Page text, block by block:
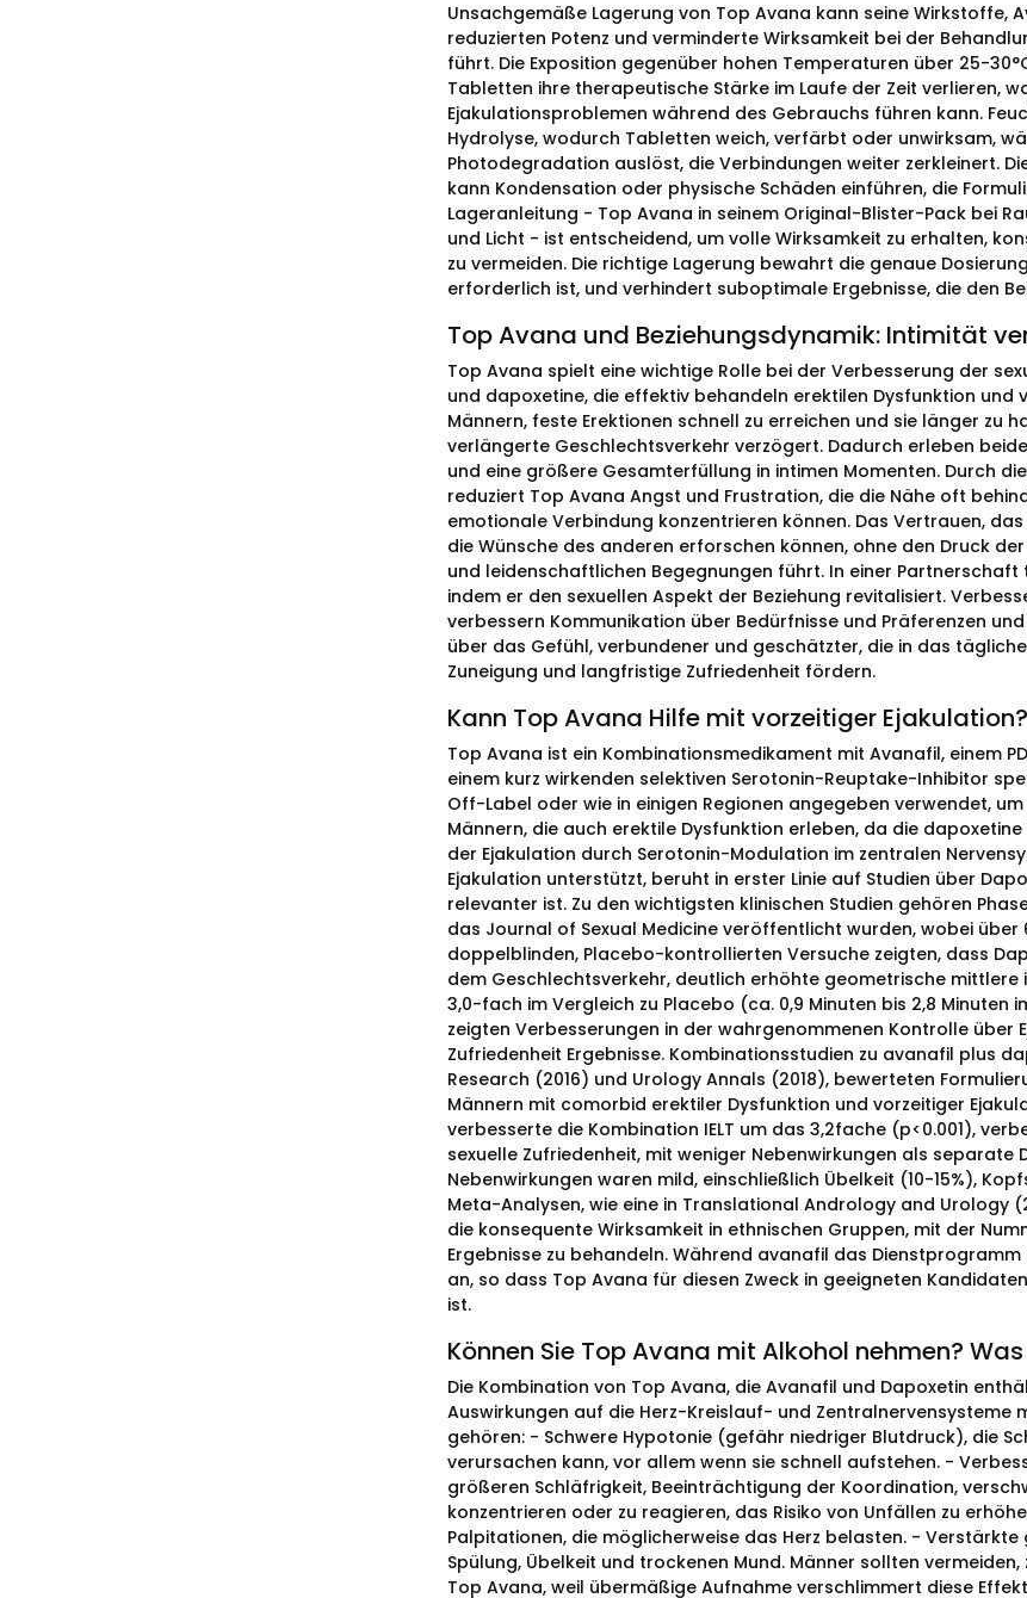
Unsachgemäße Lagerung von Top Avana kann seine Wirkstoffe,
reduzierten Potenz und verminderte Wirksamkeit bei der
führt. Die Exposition gegenüber hohen Temperaturen über 25-
Tabletten ihre therapeutische Stärke im Laufe der Zeit verlieren,
Ejakulationsproblemen während des Gebrauchs führen kann.
Hydrolyse, wodurch Tabletten weich, verfärbt oder unwirksam,
Photodegradation auslöst, die Verbindungen weiter zerkleinert.
kann Kondensation oder physische Schäden einführen, die
Lageranleitung - Top Avana in seinem Original-Blister-Pack bei
und Licht - ist entscheidend, um volle Wirksamkeit zu erhalten,
zu vermeiden. Die richtige Lagerung bewahrt die genaue
erforderlich ist, und verhindert suboptimale Ergebnisse, die den
Top Avana und Beziehungsdynamik: Intimität
Top Avana spielt eine wichtige Rolle bei der Verbesserung der
und dapoxetine, die effektiv behandeln erektilen Dysfunktion und
Männern, feste Erektionen schnell zu erreichen und sie länger
verlängerte Geschlechtsverkehr verzögert. Dadurch erleben
und eine größere Gesamterfüllung in intimen Momenten. Durch
reduziert Top Avana Angst und Frustration, die die Nähe oft
emotionale Verbindung konzentrieren können. Das Vertrauen,
die Wünsche des anderen erforschen können, ohne den Druck
und leidenschaftlichen Begegnungen führt. In einer
indem er den sexuellen Aspekt der Beziehung revitalisiert.
verbessern Kommunikation über Bedürfnisse und Präferenzen
über das Gefühl, verbundener und geschätzter, die in das
Zuneigung und langfristige Zufriedenheit fördern.
Kann Top Avana Hilfe mit vorzeitiger Ejakulation?
Top Avana ist ein Kombinationsmedikament mit Avanafil, einem
einem kurz wirkenden selektiven Serotonin-Reuptake-Inhibitor
Off-Label oder wie in einigen Regionen angegeben verwendet,
Männern, die auch erektile Dysfunktion erleben, da die
der Ejakulation durch Serotonin-Modulation im zentralen
Ejakulation unterstützt, beruht in erster Linie auf Studien über
relevanter ist. Zu den wichtigsten klinischen Studien gehören
das Journal of Sexual Medicine veröffentlicht wurden, wobei über
doppelblinden, Placebo-kontrollierten Versuche zeigten, dass
dem Geschlechtsverkehr, deutlich erhöhte geometrische mittlere
3,0-fach im Vergleich zu Placebo (ca. 0,9 Minuten bis 2,8
zeigten Verbesserungen in der wahrgenommenen Kontrolle über
Zufriedenheit Ergebnisse. Kombinationsstudien zu avanafil plus
Research (2016) und Urology Annals (2018), bewerteten
Männern mit comorbid erektiler Dysfunktion und vorzeitiger
verbesserte die Kombination IELT um das 3,2fache (p<0.001),
sexuelle Zufriedenheit, mit weniger Nebenwirkungen als
Nebenwirkungen waren mild, einschließlich Übelkeit (10-15%),
Meta-Analysen, wie eine in Translational Andrology and Urology
die konsequente Wirksamkeit in ethnischen Gruppen, mit der
Ergebnisse zu behandeln. Während avanafil das
an, so dass Top Avana für diesen Zweck in geeigneten
ist.
Können Sie Top Avana mit Alkohol nehmen?
Die Kombination von Top Avana, die Avanafil und Dapoxetin
Auswirkungen auf die Herz-Kreislauf- und Zentralnervensysteme
gehören: - Schwere Hypotonie (gefähr niedriger Blutdruck), die
verursachen kann, vor allem wenn sie schnell aufstehen. -
größeren Schläfrigkeit, Beeinträchtigung der Koordination,
konzentrieren oder zu reagieren, das Risiko von Unfällen zu
Palpitationen, die möglicherweise das Herz belasten. -
Spülung, Übelkeit und trockenen Mund. Männer sollten
Top Avana, weil übermäßige Aufnahme verschlimmert diese